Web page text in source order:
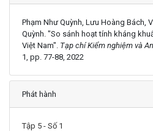
Phạm Như Quỳnh, Lưu Hoàng Bách,
Quỳnh. "So sánh hoạt tính kháng
Việt Nam". Tạp chí Kiểm nghiệm và
1, pp. 77-88, 2022
Phát hành
Tập 5 - Số 1